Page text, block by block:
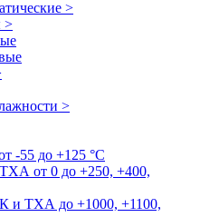
>
>
>
-55 до +125 °С
от 0 до +250, +400,
и ТХА до +1000, +1100,